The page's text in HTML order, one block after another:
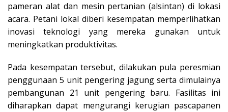
pameran alat dan mesin pertanian (alsintan) di lokasi
acara. Petani lokal diberi kesempatan memperlihatkan
inovasi teknologi yang mereka gunakan untuk
meningkatkan produktivitas.
Pada kesempatan tersebut, dilakukan pula peresmian
penggunaan 5 unit pengering jagung serta dimulainya
pembangunan 21 unit pengering baru. Fasilitas ini
diharapkan dapat mengurangi kerugian pascapanen